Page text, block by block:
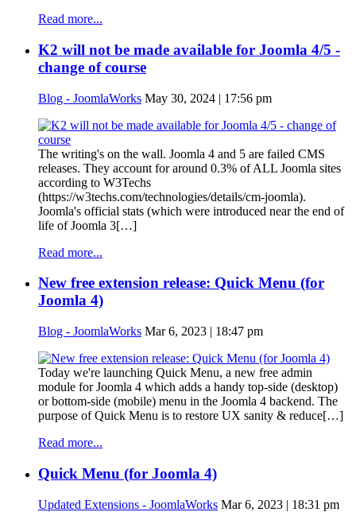
Read more...
K2 will not be made available for Joomla 4/5 -
change of course
Blog - JoomlaWorks May 30, 2024 | 17:56 pm
The writing's on the wall. Joomla 4 and 5 are failed CMS
releases. They account for around 0.3% of ALL Joomla sites
according to W3Techs
(https://w3techs.com/technologies/details/cm-joomla).
Joomla's official stats (which were introduced near the end of
life of Joomla 3[…]
Read more...
New free extension release: Quick Menu (for
Joomla 4)
Blog - JoomlaWorks Mar 6, 2023 | 18:47 pm
Today we're launching Quick Menu, a new free admin
module for Joomla 4 which adds a handy top-side (desktop)
or bottom-side (mobile) menu in the Joomla 4 backend. The
purpose of Quick Menu is to restore UX sanity & reduce[…]
Read more...
Quick Menu (for Joomla 4)
Updated Extensions - JoomlaWorks Mar 6, 2023 | 18:31 pm